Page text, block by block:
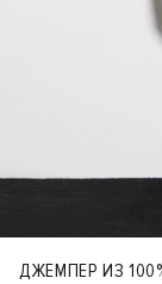
ДЖЕМПЕР ИЗ